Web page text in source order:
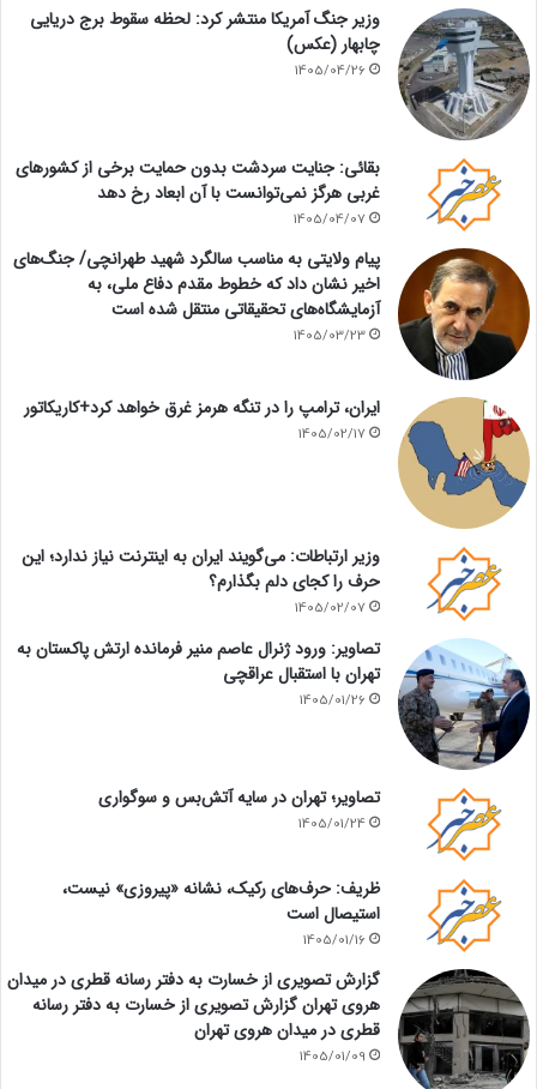
وزیر جنگ آمریکا منتشر کرد: لحظه سقوط برج دریایی
چابهار (عکس)
1405/04/26
بقائی: جنایت سردشت بدون حمایت برخی از کشورهای
غربی هرگز نمی‌توانست با آن ابعاد رخ دهد
1405/04/07
پیام ولایتی به مناسب سالگرد شهید طهرانچی/ جنگ‌های
اخیر نشان داد که خطوط مقدم دفاع ملی، به
آزمایشگاه‌های تحقیقاتی منتقل شده است
1405/03/23
ایران، ترامپ را در تنگه هرمز غرق خواهد کرد+کاریکاتور
1405/02/17
وزیر ارتباطات: می‌گویند ایران به اینترنت نیاز ندارد؛ این
حرف را کجای دلم بگذارم؟
1405/02/07
تصاویر: ورود ژنرال عاصم منیر فرمانده ارتش پاکستان به
تهران با استقبال عراقچی
1405/01/26
تصاویر؛ تهران در سایه آتش‌بس و سوگواری
1405/01/24
ظریف: حرف‌های رکیک، نشانه «پیروزی» نیست،
استیصال است
1405/01/16
گزارش تصویری از خسارت به دفتر رسانه قطری در میدان
هروی تهران گزارش تصویری از خسارت به دفتر رسانه
قطری در میدان هروی تهران
1405/01/09